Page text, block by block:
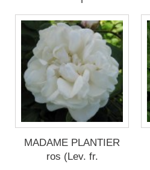
MADAME PLANTIER
ros (Lev. fr.